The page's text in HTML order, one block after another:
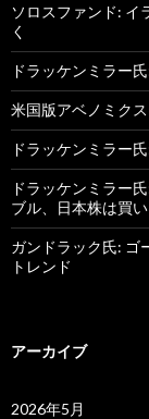
ソロスファンド: イ
く
ドラッケンミラー
米国版アベノミク
ドラッケンミラー
ドラッケンミラー
ブル、日本株は買い
ガンドラック氏: ゴ
トレンド
アーカイブ
2026年5月